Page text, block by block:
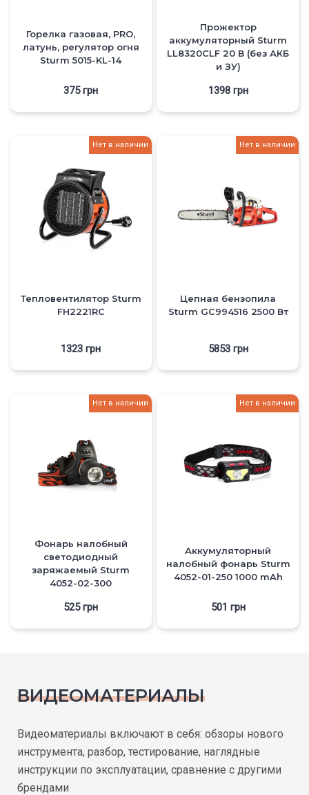
Горелка газовая, PRO,
латунь, регулятор огня
Sturm 5015-KL-14
375грн
Прожектор
аккумуляторный Sturm
LL8320CLF 20 В (без АКБ
и ЗУ)
1398 грн
Нет в наличии
Тепловентилятор Sturm
FH2221RC
1323грн
Нет в наличии
Цепная бензопила
Sturm GC994516 2500 Вт
5853 грн
Нет в наличии
Фонарь налобный
светодиодный
заряжаемый Sturm
4052-02-300
525грн
Нет в наличии
Аккумуляторный
налобный фонарь Sturm
4052-01-250 1000 mAh
501 грн
ВИДЕОМАТЕРИАЛЫ
Видеоматериалы включают в себя: обзоры нового
инструмента, разбор, тестирование, наглядные
инструкции по эксплуатации, сравнение с другими
брендами